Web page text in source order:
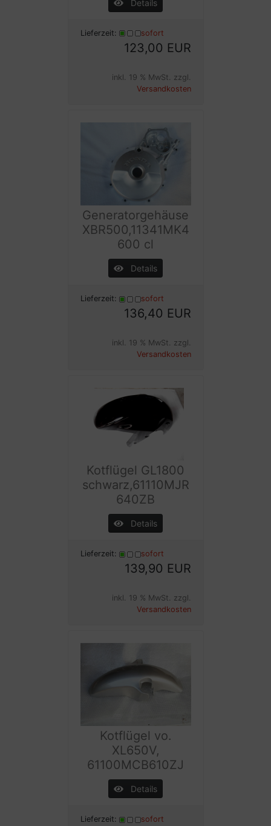
Details
Lieferzeit: sofort
123,00 EUR
inkl. 19 % MwSt. zzgl.
Versandkosten
Generatorgehäuse
XBR500,11341MK4
600 cl
Details
Lieferzeit: sofort
136,40 EUR
inkl. 19 % MwSt. zzgl.
Versandkosten
Kotflügel GL1800
schwarz,61110MJR
640ZB
Details
Lieferzeit: sofort
139,90 EUR
inkl. 19 % MwSt. zzgl.
Versandkosten
Kotflügel vo.
XL650V,
61100MCB610ZJ
Details
Lieferzeit: sofort